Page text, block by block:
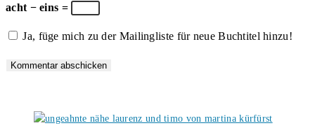
Kommentieren
ein
Kommentieren
(optional)
acht − eins =
Ja, füge mich zu der Mailingliste für neue Buchtitel hinzu!